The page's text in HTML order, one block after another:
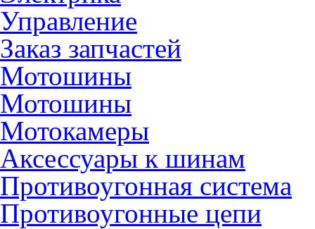
Управление
Заказ запчастей
Мотошины
Мотошины
Мотокамеры
Аксессуары к шинам
Противоугонная система
Противоугонные цепи